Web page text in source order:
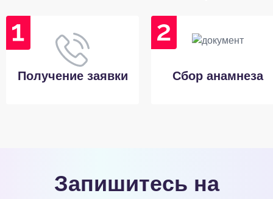
Получение заявки Сбор анамнеза
Запишитесь на